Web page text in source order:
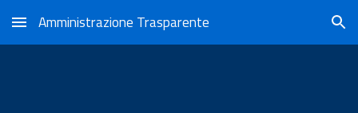
Skip to main content Skip to navigation
Amministrazione Trasparente